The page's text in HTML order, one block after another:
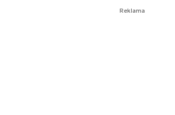
Reklama